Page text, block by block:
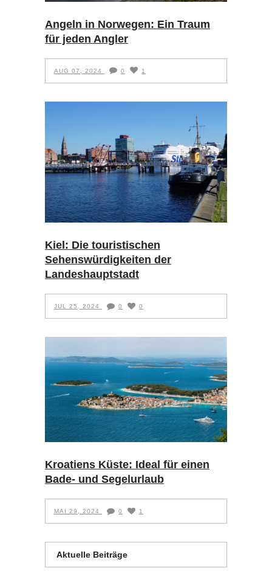
Angeln in Norwegen: Ein Traum
für jeden Angler
AUG 07, 2024 0 1
Kiel: Die touristischen
Sehenswürdigkeiten der
Landeshauptstadt
JUL 25, 2024 0 0
Kroatiens Küste: Ideal für einen
Bade- und Segelurlaub
MAI 29, 2024 0 1
Aktuelle Beiträge